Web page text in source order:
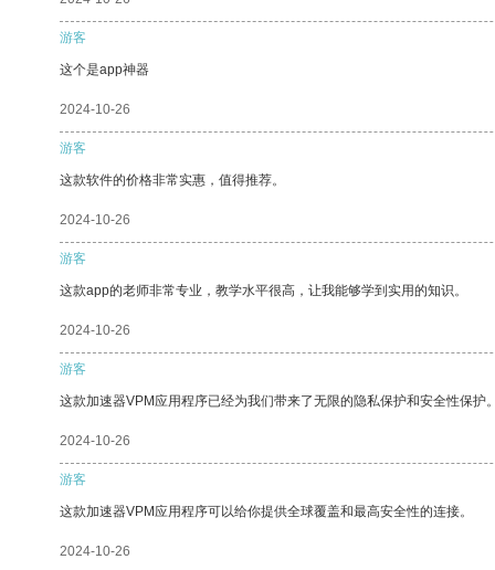
游客
这个是app神器
2024-10-26
游客
这款软件的价格非常实惠，值得推荐。
2024-10-26
游客
这款app的老师非常专业，教学水平很高，让我能够学到实用的知识。
2024-10-26
游客
这款加速器VPM应用程序已经为我们带来了无限的隐私保护和安全性保护
2024-10-26
游客
这款加速器VPM应用程序可以给你提供全球覆盖和最高安全性的连接。
2024-10-26